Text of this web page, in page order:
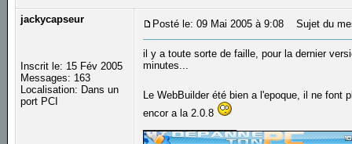
jackycapseur
Inscrit le: 15 Fév 2005
Messages: 163
Localisation: Dans un
port PCI
Posté le: 09 Mai 2005 à 9:08 Sujet du
il y a toute sorte de faille, pour la dernier
minutes...
Le WebBuilder été bien a l'epoque, il ne font
encor a la 2.0.8